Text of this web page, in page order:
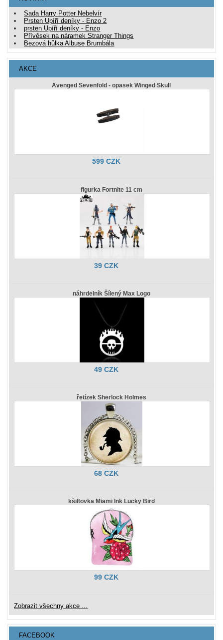
Sada Harry Potter Nebelvír
Prsten Upíří deníky - Enzo 2
prsten Upíří deníky - Enzo
Přívěsek na náramek Stranger Things
Bezová hůlka Albuse Brumbála
AKCE
Avenged Sevenfold - opasek Winged Skull
599 CZK
figurka Fortnite 11 cm
39 CZK
náhrdelník Šílený Max Logo
49 CZK
řetízek Sherlock Holmes
68 CZK
kšiltovka Miami Ink Lucky Bird
99 CZK
Zobrazit všechny akce ...
FACEBOOK